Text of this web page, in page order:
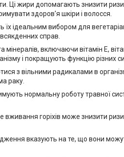
Ці жири допомагають знизити
здоров'я шкіри і волосся.
ідеальним вибором для
справ.
та мінералів, включаючи вітамін Е,
і покращують функцію різних
з вільними радикалами в
раку.
нормальну роботу травної
горіхів може знизити
вказують на те, що вони